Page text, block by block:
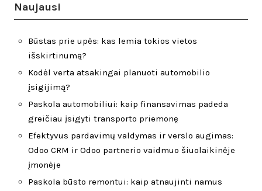
Naujausi
Būstas prie upės: kas lemia tokios vietos
išskirtinumą?
Kodėl verta atsakingai planuoti automobilio
įsigijimą?
Paskola automobiliui: kaip finansavimas padeda
greičiau įsigyti transporto priemonę
Efektyvus pardavimų valdymas ir verslo augimas:
Odoo CRM ir Odoo partnerio vaidmuo šiuolaikinėje
įmonėje
Paskola būsto remontui: kaip atnaujinti namus